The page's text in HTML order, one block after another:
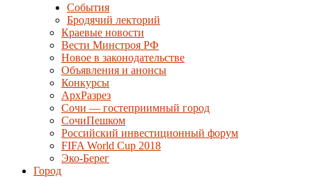
События
Бродячий лекторий
Краевые новости
Вести Минстроя РФ
Новое в законодательстве
Объявления и анонсы
Конкурсы
АрхРазрез
Сочи — гостеприимный город
СочиПешком
Российский инвестиционный форум
FIFA World Cup 2018
Эко-Берег
Город